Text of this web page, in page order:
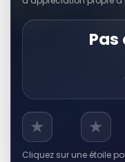
★ ★
Cliquez sur une étoile